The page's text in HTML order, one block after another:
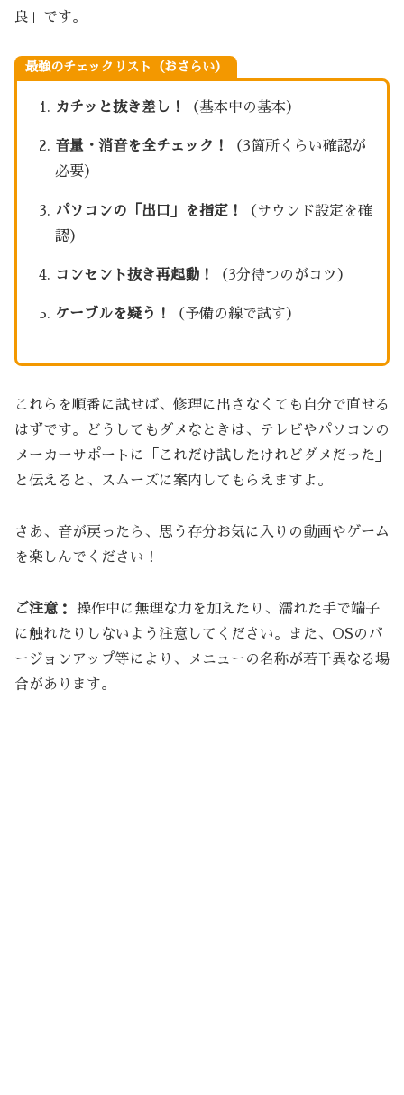
良」です。
最強のチェックリスト（おさらい）
カチッと抜き差し！ （基本中の基本）
音量・消音を全チェック！
（3箇所くらい確認が
必要）
パソコンの「出口」を指定！
（サウンド設定を確
認）
コンセント抜き再起動！ （3分待つのがコツ）
ケーブルを疑う！ （予備の線で試す）
これらを順番に試せば、修理に出さなくても自分で直せる
はずです。どうしてもダメなときは、テレビやパソコンの
メーカーサポートに「これだけ試したけれどダメだった」
と伝えると、スムーズに案内してもらえますよ。
さあ、音が戻ったら、思う存分お気に入りの動画やゲーム
を楽しんでください！
ご注意：
操作中に無理な力を加えたり、濡れた手で端子
に触れたりしないよう注意してください。また、OSのバ
ージョンアップ等により、メニューの名称が若干異なる場
合があります。